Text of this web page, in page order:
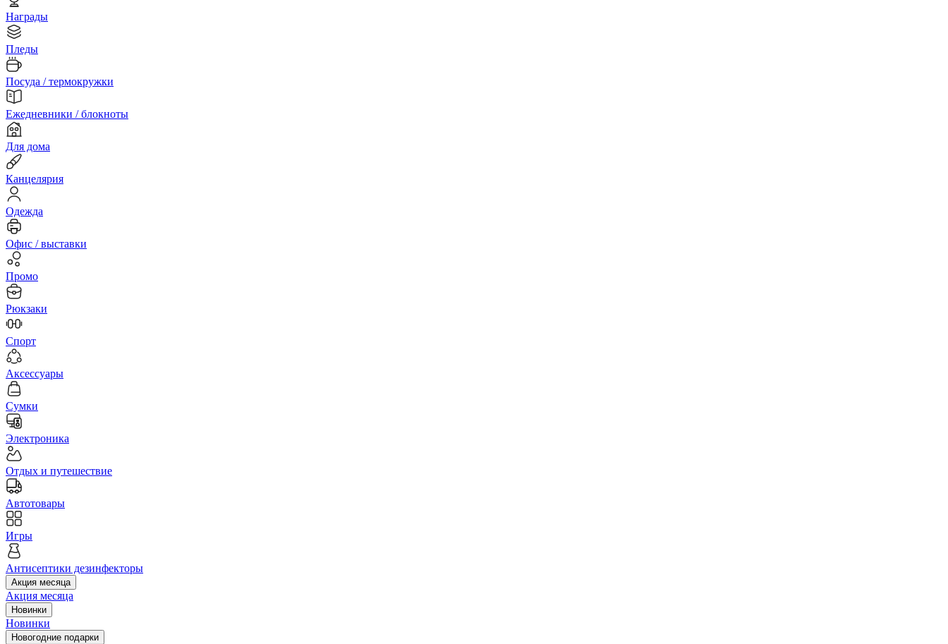
Награды
Пледы
Посуда / термокружки
Ежедневники / блокноты
Для дома
Канцелярия
Одежда
Офис / выставки
Промо
Рюкзаки
Спорт
Аксессуары
Сумки
Электроника
Отдых и путешествие
Автотовары
Игры
Антисептики дезинфекторы
Акция месяца
Акция месяца
Новинки
Новинки
Новогодние подарки